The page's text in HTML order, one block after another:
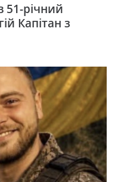
51-річний
Капітан з